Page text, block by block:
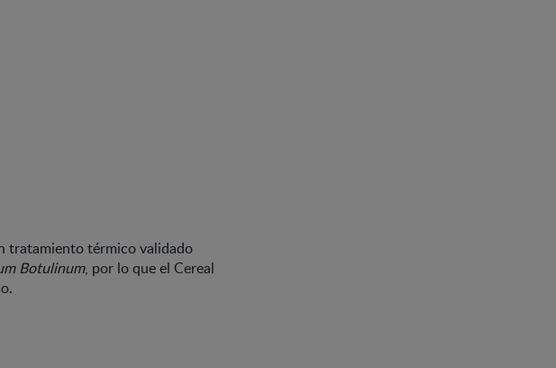
tratamiento térmico validado
Botulinum, por lo que el Cereal